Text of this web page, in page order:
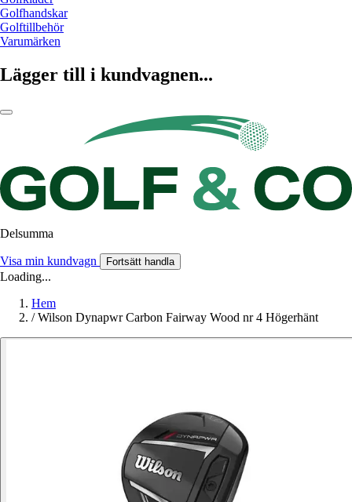
Golfhandskar
Golftillbehör
Varumärken
Lägger till i kundvagnen...
Delsumma
Visa min kundvagn Fortsätt handla
Loading...
Hem
/ Wilson Dynapwr Carbon Fairway Wood nr 4 Högerhänt